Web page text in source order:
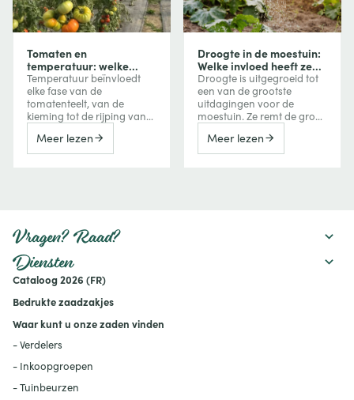
Tomaten en
temperatuur: welke
invloed heeft
temperatuur op groei,
bloei en vruchtvorming?
Temperatuur beïnvloedt
elke fase van de
tomatenteelt, van de
kieming tot de rijping van
vertraagt de groei, terwijl
extreme hitte de bloei,
rekening mee houdt.
Meer lezen
Droogte in de moestuin:
Welke invloed heeft ze
op uw groenten en hoe
beschermt u uw
gewassen?
Droogte is uitgegroeid tot
een van de grootste
uitdagingen voor de
moestuin. Ze remt de groei
de oogst, kan de bitterheid
verhogen of een
Meer lezen
Vragen? Raad?
Diensten
Cataloog 2026 (FR)
Bedrukte zaadzakjes
Waar kunt u onze zaden vinden
- Verdelers
- Inkoopgroepen
- Tuinbeurzen